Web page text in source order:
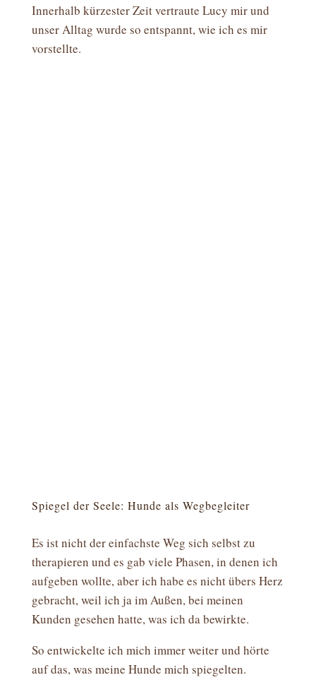
Innerhalb kürzester Zeit vertraute Lucy mir und
unser Alltag wurde so entspannt, wie ich es mir
vorstellte.
Spiegel der Seele: Hunde als Wegbegleiter
Es ist nicht der einfachste Weg sich selbst zu
therapieren und es gab viele Phasen, in denen ich
aufgeben wollte, aber ich habe es nicht übers Herz
gebracht, weil ich ja im Außen, bei meinen
Kunden gesehen hatte, was ich da bewirkte.
So entwickelte ich mich immer weiter und hörte
auf das, was meine Hunde mich spiegelten.